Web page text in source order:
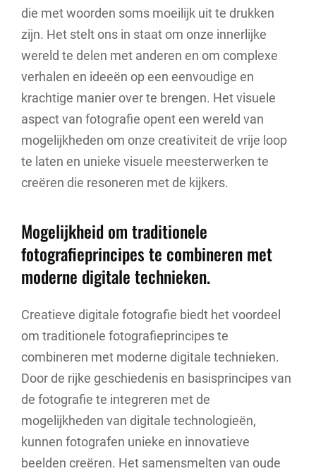
die met woorden soms moeilijk uit te drukken
zijn. Het stelt ons in staat om onze innerlijke
wereld te delen met anderen en om complexe
verhalen en ideeën op een eenvoudige en
krachtige manier over te brengen. Het visuele
aspect van fotografie opent een wereld van
mogelijkheden om onze creativiteit de vrije loop
te laten en unieke visuele meesterwerken te
creëren die resoneren met de kijkers.
Mogelijkheid om traditionele
fotografieprincipes te combineren met
moderne digitale technieken.
Creatieve digitale fotografie biedt het voordeel
om traditionele fotografieprincipes te
combineren met moderne digitale technieken.
Door de rijke geschiedenis en basisprincipes van
de fotografie te integreren met de
mogelijkheden van digitale technologieën,
kunnen fotografen unieke en innovatieve
beelden creëren. Het samensmelten van oude